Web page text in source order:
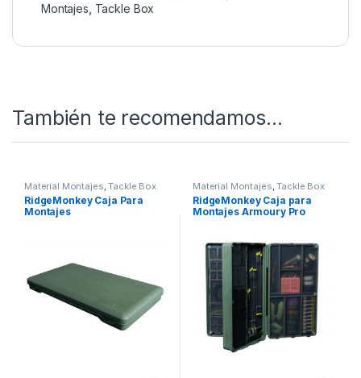
Montajes Tackle Box
También te recomendamos…
Material Montajes ,Tackle Box
RidgeMonkey Caja Para
Montajes
Material Montajes ,Tackle Box
RidgeMonkey Caja para
Montajes Armoury Pro